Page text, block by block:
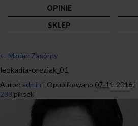
OPINIE
SKLEP
← Marian Zagórny
leokadia-oreziak_01
Autor: admin | Opublikowano 07-11-2016 |
288 pikseli